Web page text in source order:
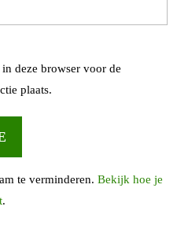
deze browser voor de
plaats.
te verminderen. Bekijk hoe je
.